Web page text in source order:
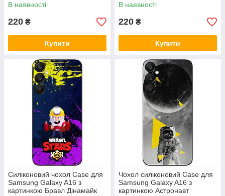
В наявності
220 ₴
Купити
В наявності
220 ₴
Купити
Силіконовий чохол Case для
Samsung Galaxy A16 з
картинкою Бравл Дінамайк
Чохол силіконовий Case для
Samsung Galaxy A16 з
картинкою Астронавт